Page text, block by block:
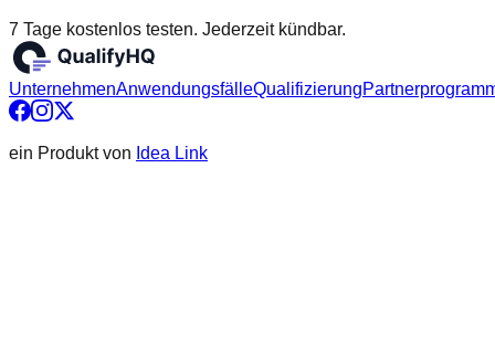
7 Tage kostenlos testen. Jederzeit kündbar.
UnternehmenAnwendungsfälleQualifizierung
ein Produkt von Idea Link